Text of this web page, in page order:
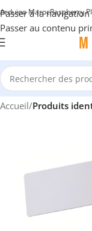
Passer à la navigation
Passer au contenu
Arduino MarocRaspberry
Accueil/Produits